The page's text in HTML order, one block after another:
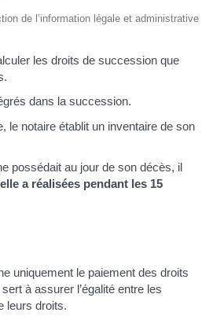
de l’information légale et administrative
les droits de succession que
dans la succession.
le notaire établit un inventaire de son
possédait au jour de son décès, il
a réalisées pendant les 15
uniquement le paiement des droits
sert à assurer l’égalité entre les
leurs droits.